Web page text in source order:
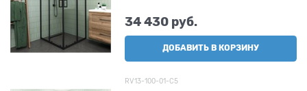
34 430 руб.
ДОБАВИТЬ В КОРЗИНУ
RV13-100-01-C5